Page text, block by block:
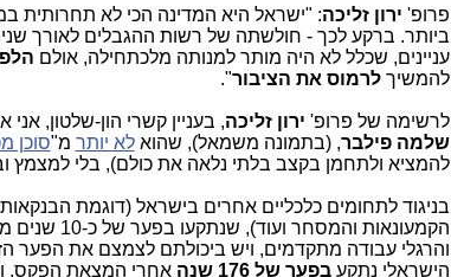
פרופ' ירון זליכה: "ישראל היא המדינה הכי לא תחרותית
ביותר. ברקע לכך - חולשתה של רשות ההגבלים לאורך
עניינים, שכלל לא היה מותר למנותה מלכתחילה, אולם
להמשיךלרמוס את הציבור".
לרשימה של פרופ' ירון זליכה, בעניין קשרי הון-שלטון,
שלמה פילבר, (בתמונה משמאל), שהואלא יותר מ"סוכן
להמציא ולתחמן בקצב בלתי נלאה את כולם), בלי למצמץ
בניגוד לתחומים כלכליים אחרים בישראל (דוגמת
הקמעונאות
והרגלי עבודה מתקדמים, ויש ביכולתם לצמצם את הפער
הישראלי נתקעבפער של 176 שנה
אחרי המצאת הפקס,